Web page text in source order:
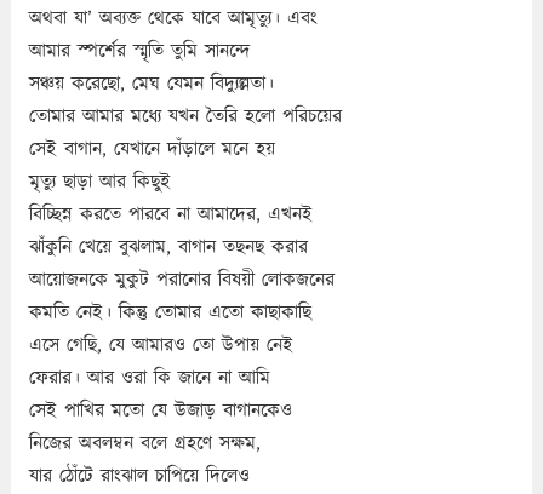
অথবা যা’ অব্যক্ত থেকে যাবে আমৃত্যু। এবং
আমার স্পর্শের স্মৃতি তুমি সানন্দে
সঞ্চয় করেছো, মেঘ যেমন বিদ্যুল্লতা।
তোমার আমার মধ্যে যখন তৈরি হলো পরিচয়ের
সেই বাগান, যেখানে দাঁড়ালে মনে হয়
মৃত্যু ছাড়া আর কিছুই
বিচ্ছিন্ন করতে পারবে না আমাদের, এখনই
ঝাঁকুনি খেয়ে বুঝলাম, বাগান তছনছ করার
আয়োজনকে মুকুট পরানোর বিষয়ী লোকজনের
কমতি নেই। কিন্তু তোমার এতো কাছাকাছি
এসে গেছি, যে আমারও তো উপায় নেই
ফেরার। আর ওরা কি জানে না আমি
সেই পাখির মতো যে উজাড় বাগানকেও
নিজের অবলম্বন বলে গ্রহণে সক্ষম,
যার ঠোঁটে রাংঝাল চাপিয়ে দিলেও